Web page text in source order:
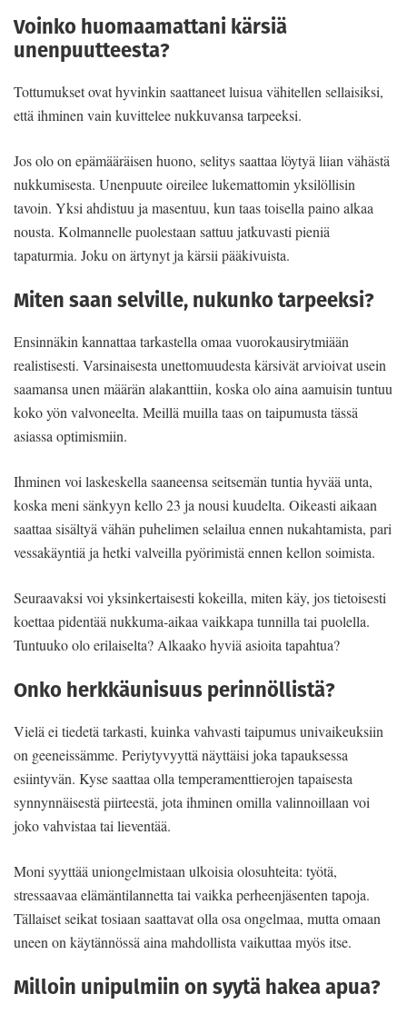
Voinko huomaamattani kärsiä
unenpuutteesta?
Tottumukset ovat hyvinkin saattaneet luisua vähitellen sellaisiksi,
että ihminen vain kuvittelee nukkuvansa tarpeeksi.
Jos olo on epämääräisen huono, selitys saattaa löytyä liian vähästä
nukkumisesta. Unenpuute oireilee lukemattomin yksilöllisin
tavoin. Yksi ahdistuu ja masentuu, kun taas toisella paino alkaa
nousta. Kolmannelle puolestaan sattuu jatkuvasti pieniä
tapaturmia. Joku on ärtynyt ja kärsii pääkivuista.
Miten saan selville, nukunko tarpeeksi?
Ensinnäkin kannattaa tarkastella omaa vuorokausirytmiään
realistisesti. Varsinaisesta unettomuudesta kärsivät arvioivat usein
saamansa unen määrän alakanttiin, koska olo aina aamuisin tuntuu
koko yön valvoneelta. Meillä muilla taas on taipumusta tässä
asiassa optimismiin.
Ihminen voi laskeskella saaneensa seitsemän tuntia hyvää unta,
koska meni sänkyyn kello 23 ja nousi kuudelta. Oikeasti aikaan
saattaa sisältyä vähän puhelimen selailua ennen nukahtamista, pari
vessakäyntiä ja hetki valveilla pyörimistä ennen kellon soimista.
Seuraavaksi voi yksinkertaisesti kokeilla, miten käy, jos tietoisesti
koettaa pidentää nukkuma-aikaa vaikkapa tunnilla tai puolella.
Tuntuuko olo erilaiselta? Alkaako hyviä asioita tapahtua?
Onko herkkäunisuus perinnöllistä?
Vielä ei tiedetä tarkasti, kuinka vahvasti taipumus univaikeuksiin
on geeneissämme. Periytyvyyttä näyttäisi joka tapauksessa
esiintyvän. Kyse saattaa olla temperamenttierojen tapaisesta
synnynnäisestä piirteestä, jota ihminen omilla valinnoillaan voi
joko vahvistaa tai lieventää.
Moni syyttää uniongelmistaan ulkoisia olosuhteita: työtä,
stressaavaa elämäntilannetta tai vaikka perheenjäsenten tapoja.
Tällaiset seikat tosiaan saattavat olla osa ongelmaa, mutta omaan
uneen on käytännössä aina mahdollista vaikuttaa myös itse.
Milloin unipulmiin on syytä hakea apua?